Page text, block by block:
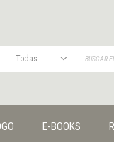
Todas
Publicaciones
Editorial
E-BOOKS